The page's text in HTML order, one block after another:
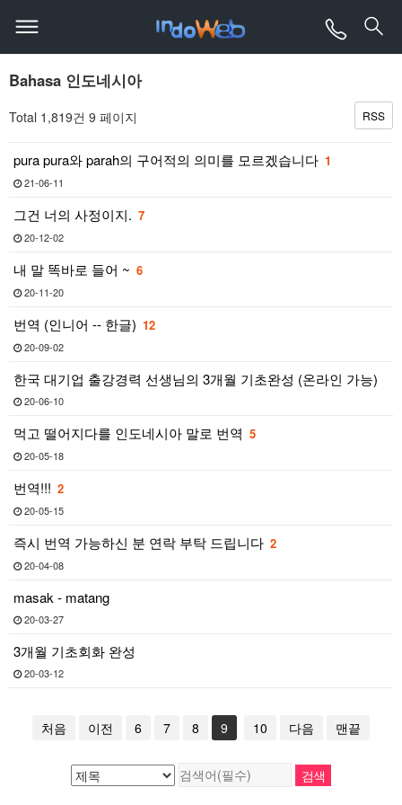
Bahasa 인도네시아
Total 1,819건 9 페이지 RSS
pura pura와 parah의 구어적의 의미를 모르겠습니다 1
21-06-11
그건 너의 사정이지. 7
20-12-02
내 말 똑바로 들어 ~ 6
20-11-20
번역 (인니어 -- 한글) 12
20-09-02
한국 대기업 출강경력 선생님의 3개월 기초완성 (온라인 가능)
20-06-10
먹고 떨어지다를 인도네시아 말로 번역 5
20-05-18
번역!!! 2
20-05-15
즉시 번역 가능하신 분 연락 부탁 드립니다 2
20-04-08
masak - matang
20-03-27
3개월 기초회화 완성
20-03-12
처음 이전 6 7 8 9 10 다음 맨끝